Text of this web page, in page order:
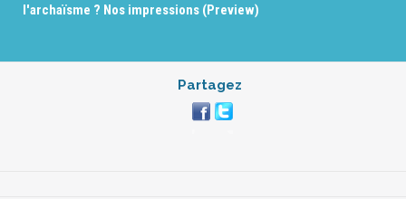
l'archaïsme ? Nos impressions (Preview)
Partagez